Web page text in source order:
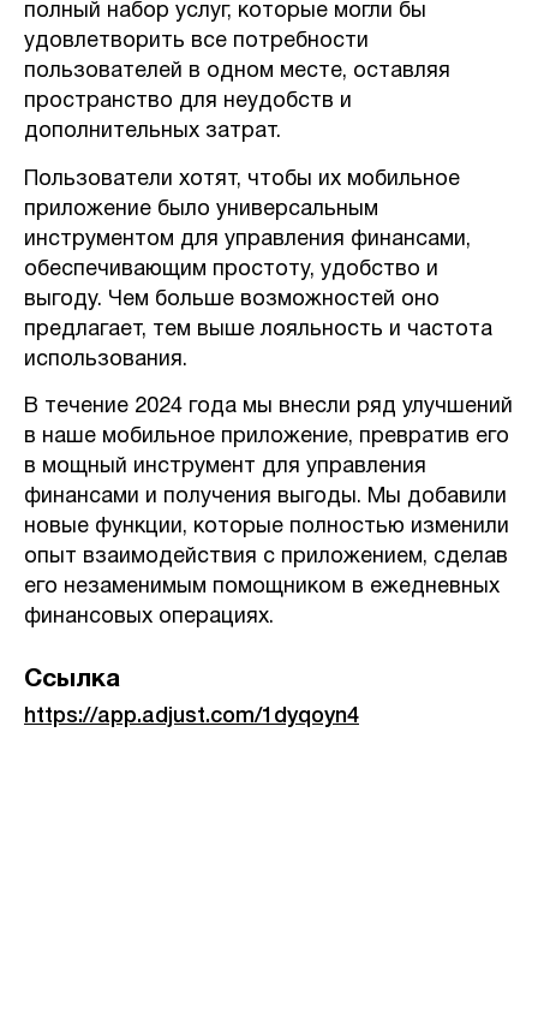
полный набор услуг, которые могли бы
удовлетворить все потребности
пользователей в одном месте, оставляя
пространство для неудобств и
дополнительных затрат.
Пользователи хотят, чтобы их мобильное
приложение было универсальным
инструментом для управления финансами,
обеспечивающим простоту, удобство и
выгоду. Чем больше возможностей оно
предлагает, тем выше лояльность и частота
использования.
В течение 2024 года мы внесли ряд улучшений
в наше мобильное приложение, превратив его
в мощный инструмент для управления
финансами и получения выгоды. Мы добавили
новые функции, которые полностью изменили
опыт взаимодействия с приложением, сделав
его незаменимым помощником в ежедневных
финансовых операциях.
Ссылка
https://app.adjust.com/1dyqoyn4